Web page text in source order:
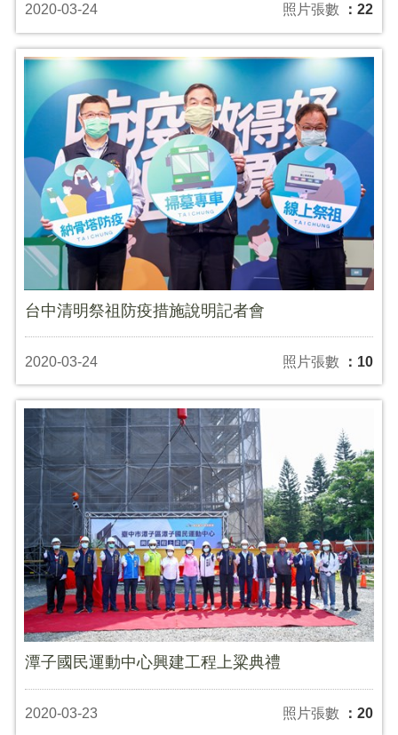
2020-03-24 照片張數 ：22
台中清明祭祖防疫措施說明記者會
2020-03-24 照片張數 ：10
潭子國民運動中心興建工程上粱典禮
2020-03-23 照片張數 ：20